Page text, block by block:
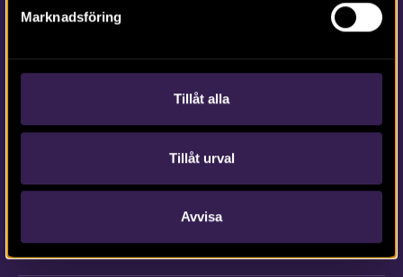
Marknadsföring
Tillåt alla
Tillåt urval
Avvisa
Kontakta Arkeologerna
Tfn vx: 010-480 80 00
info@arkeologerna.com